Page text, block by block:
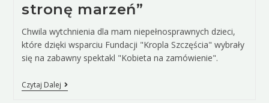
stronę marzeń”
Chwila wytchnienia dla mam niepełnosprawnych dzieci,
które dzięki wsparciu Fundacji "Kropla Szczęścia" wybrały
się na zabawny spektakl "Kobieta na zamówienie".
Czytaj Dalej